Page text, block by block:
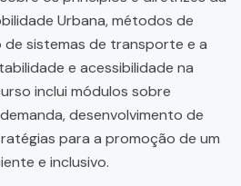
Urbana, métodos de
sistemas de transporte e a
e acessibilidade na
inclui módulos sobre
desenvolvimento de
para a promoção de um
e inclusivo.